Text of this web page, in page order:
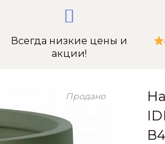
Всегда низкие цены и
акции!
Продано